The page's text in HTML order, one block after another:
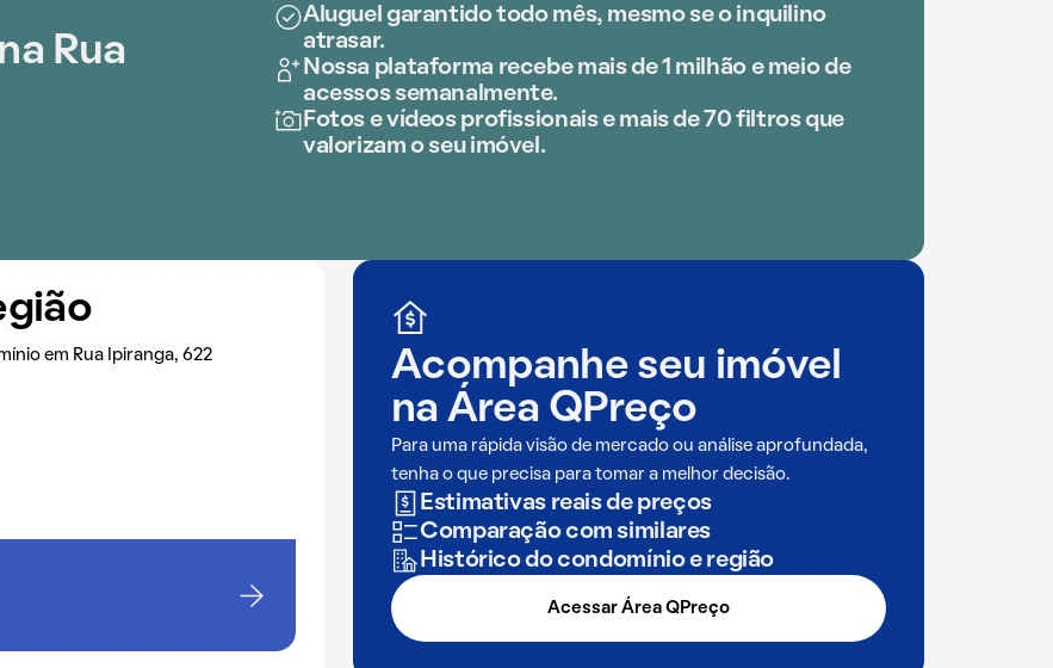
Rua
Aluguel garantido todo mês, mesmo se o inquilino
atrasar.
Nossa plataforma recebe mais de 1 milhão e meio de
acessos semanalmente.
Fotos e vídeos profissionais e mais de 70 filtros que
valorizam o seu imóvel.
em Rua Ipiranga, 622
Acompanhe seu imóvel
naÁrea QPreço
Para uma rápida visão de mercado ou análise aprofundada,
tenha o que precisa para tomar a melhor decisão.
Estimativas reais de preços
Comparação com similares
Histórico do condomínio e região
Acessar Área QPreço